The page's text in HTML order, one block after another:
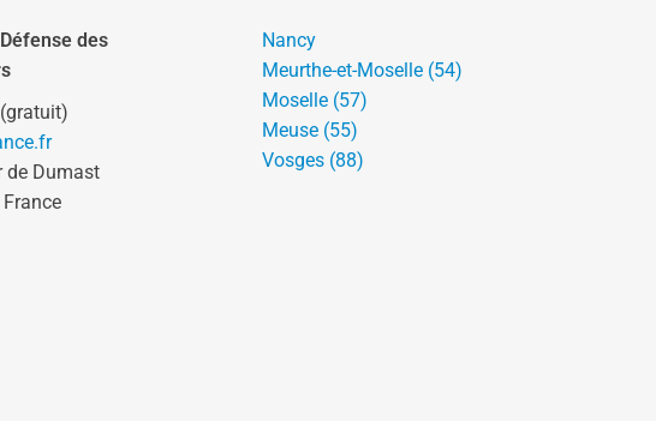
des
(gratuit)
de Dumast
Nancy
Meurthe-et-Moselle (54)
Moselle (57)
Meuse (55)
Vosges (88)